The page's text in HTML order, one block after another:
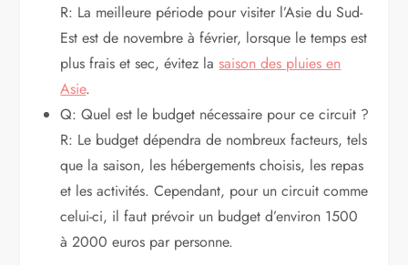
R: La meilleure période pour visiter l’Asie du Sud-
Est est de novembre à février, lorsque le temps est
plus frais et sec, évitez lasaison des pluies en
Asie.
Q: Quel est le budget nécessaire pour ce circuit ?
R: Le budget dépendra de nombreux facteurs, tels
que la saison, les hébergements choisis, les repas
et les activités. Cependant, pour un circuit comme
celui-ci, il faut prévoir un budget d’environ 1500
à 2000 euros par personne.